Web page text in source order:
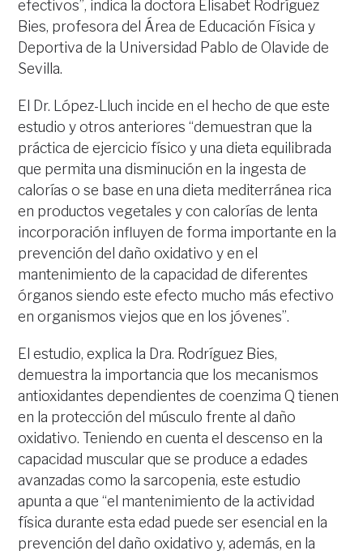
efectivos”, indica la doctora Elisabet Rodríguez
Bies, profesora del Área de Educación Física y
Deportiva de la Universidad Pablo de Olavide de
Sevilla.
El Dr. López-Lluch incide en el hecho de que este
estudio y otros anteriores “demuestran que la
práctica de ejercicio físico y una dieta equilibrada
que permita una disminución en la ingesta de
calorías o se base en una dieta mediterránea rica
en productos vegetales y con calorías de lenta
incorporación influyen de forma importante en la
prevención del daño oxidativo y en el
mantenimiento de la capacidad de diferentes
órganos siendo este efecto mucho más efectivo
en organismos viejos que en los jóvenes”.
El estudio, explica la Dra. Rodríguez Bies,
demuestra la importancia que los mecanismos
antioxidantes dependientes de coenzima Q tienen
en la protección del músculo frente al daño
oxidativo. Teniendo en cuenta el descenso en la
capacidad muscular que se produce a edades
avanzadas como la sarcopenia, este estudio
apunta a que “el mantenimiento de la actividad
física durante esta edad puede ser esencial en la
prevención del daño oxidativo y, además, en la